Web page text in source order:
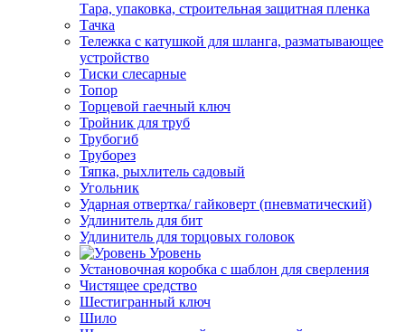
Тара, упаковка, строительная защитная пленка
Тачка
Тележка с катушкой для шланга, разматывающее
устройство
Тиски слесарные
Топор
Торцевой гаечный ключ
Тройник для труб
Трубогиб
Труборез
Тяпка, рыхлитель садовый
Угольник
Ударная отвертка/ гайковерт (пневматический)
Удлинитель для бит
Удлинитель для торцовых головок
Уровень
Установочная коробка с шаблон для сверления
Чистящее средство
Шестигранный ключ
Шило